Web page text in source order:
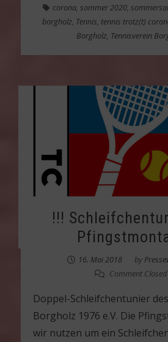
corona,sommer 2020,
borgholz, Tennis, tennis trotz(t)
Borgholz, Tennisverein
!!!
16. Mai 2018 by
Comment Closed
Doppel-Schleifchentunier
Borgholz 1976 e.V. Die
wir nutzen um ein